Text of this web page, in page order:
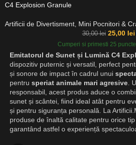
C4 Explosion Granule
Artificii de Divertisment Mini Pocnitori &
30,00lei 25,00 lei
Cumperi si primesti 25
Emitatorul de Sunet și Lumină C4
dispozitiv puternic și versatil, perfect
și sonore de impact în cadrul unui
pentru speriat animale mari agresive .
responsabil, acest produs aduce o
sunet și scântei, fiind ideal atât pentru
și pentru siguranța personală. La
produse de înaltă calitate pentru orice tip
garantând astfel o experiență